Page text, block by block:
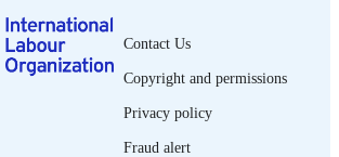
Spanish
journal article
995274733102676
Contact Us
Copyright and permissions
Privacy policy
Fraud alert